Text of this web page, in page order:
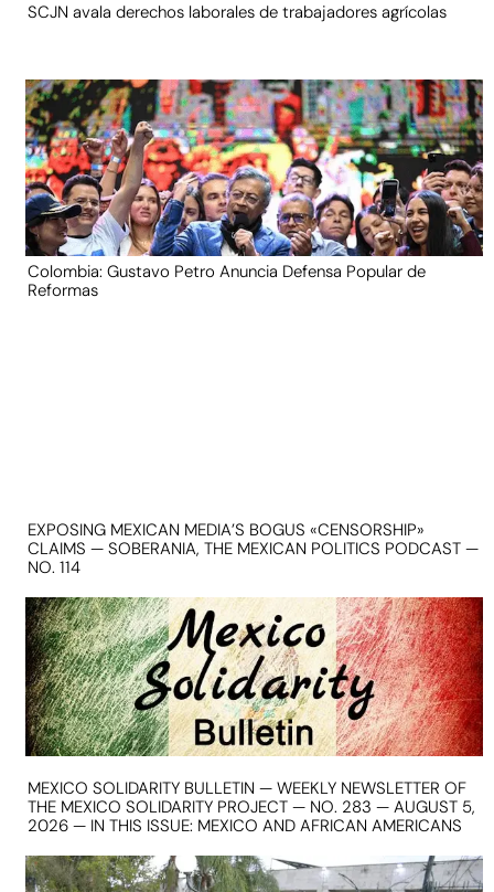
SCJN avala derechos laborales de trabajadores agrícolas
Colombia: Gustavo Petro Anuncia Defensa Popular de
Reformas
EXPOSING MEXICAN MEDIA’S BOGUS «CENSORSHIP»
CLAIMS — SOBERANIA, THE MEXICAN POLITICS PODCAST —
NO. 114
MEXICO SOLIDARITY BULLETIN — WEEKLY NEWSLETTER OF
THE MEXICO SOLIDARITY PROJECT — NO. 283 — AUGUST 5,
2026 — IN THIS ISSUE: MEXICO AND AFRICAN AMERICANS